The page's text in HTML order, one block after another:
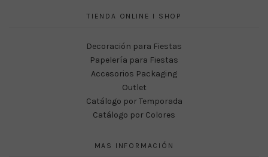
TIENDA ONLINE I SHOP
Decoración para Fiestas
Papelería para Fiestas
Accesorios Packaging
Outlet
Catálogo por Temporada
Catálogo por Colores
MAS INFORMACIÓN